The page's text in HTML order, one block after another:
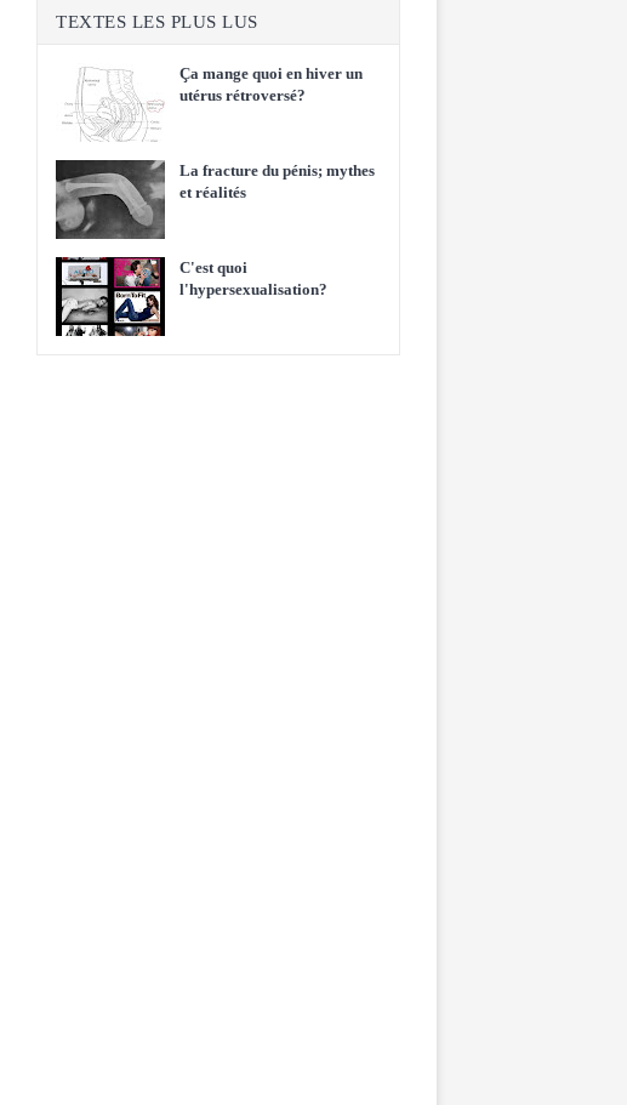
TEXTES LES PLUS LUS
Ça mange quoi en hiver un
utérus rétroversé?
La fracture du pénis; mythes
et réalités
C'est quoi
l'hypersexualisation?